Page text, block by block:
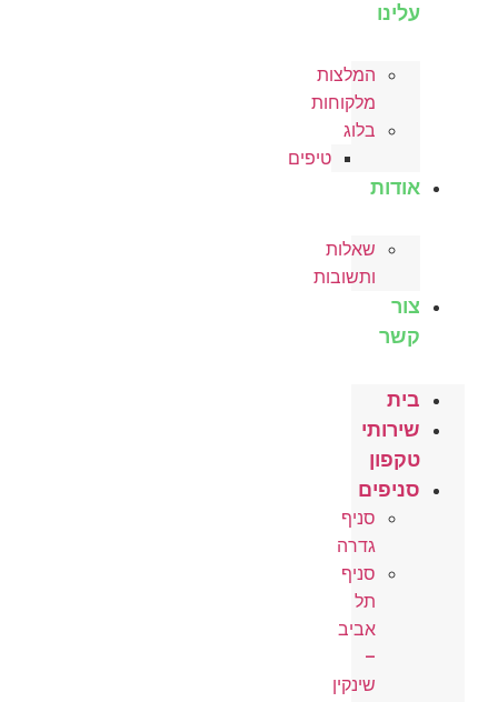
עלינו
המלצות
מלקוחות
בלוג
טיפים
אודות
שאלות
ותשובות
צור
קשר
בית
שירותי
טקפון
סניפים
סניף
גדרה
סניף
תל
אביב
–
שינקין